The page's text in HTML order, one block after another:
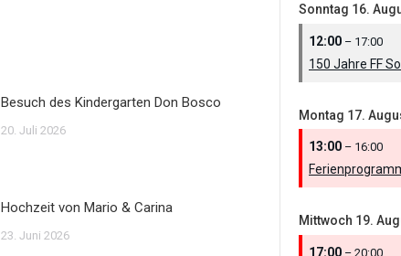
Besuch des Kindergarten Don Bosco
20. Juli 2026
Hochzeit von Mario & Carina
23. Juni 2026
Sonntag 16.
12:00 – 17:00
150 Jahre FF
Montag 17.
13:00 – 16:00
Mittwoch 19.
17:00 – 20:00